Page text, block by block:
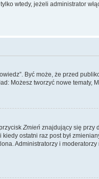
wtedy, jeżeli administrator
Być może, że przed
Możesz tworzyć nowe tematy,
Zmień znajdujący się przy
ostatni raz post był
Administratorzy i